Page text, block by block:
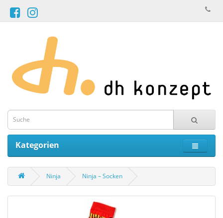
Kategorien
Ninja Ninja – Socken